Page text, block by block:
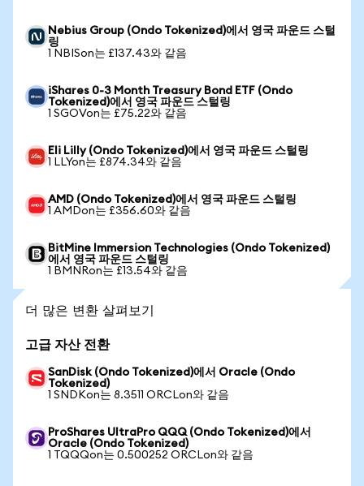
Nebius Group (Ondo Tokenized)에서 영국 파운드 스털
링
1 NBISon는 £137.43와 같음
iShares 0-3 Month Treasury Bond ETF (Ondo
Tokenized)에서 영국 파운드 스털링
1 SGOVon는 £75.22와 같음
Eli Lilly (Ondo Tokenized)에서 영국 파운드 스털링
1 LLYon는 £874.34와 같음
AMD (Ondo Tokenized)에서 영국 파운드 스털링
1 AMDon는 £356.60와 같음
BitMine Immersion Technologies (Ondo Tokenized)
에서 영국 파운드 스털링
1 BMNRon는 £13.54와 같음
더 많은 변환 살펴보기
고급 자산 전환
SanDisk (Ondo Tokenized)에서 Oracle (Ondo
Tokenized)
1 SNDKon는 8.3511 ORCLon와 같음
ProShares UltraPro QQQ (Ondo Tokenized)에서
Oracle (Ondo Tokenized)
1 TQQQon는 0.500252 ORCLon와 같음